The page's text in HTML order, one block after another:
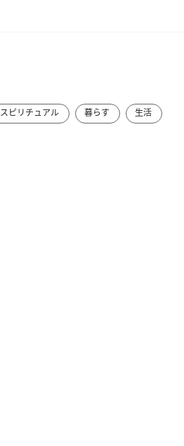
スピリチュアル 暮らす 生活